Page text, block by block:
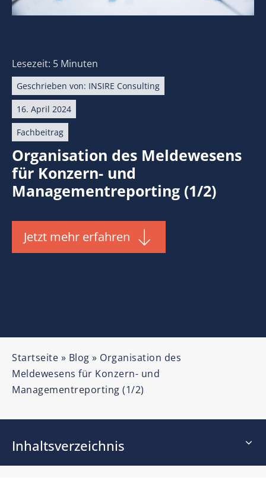
Lesezeit: 5 Minuten
Geschrieben von: INSIRE Consulting
16. April 2024
Fachbeitrag
Organisation des Meldewesens
für Konzern- und
Managementreporting (1/2)
Jetzt mehr erfahren
Startseite » Blog » Organisation des
Meldewesens für Konzern- und
Managementreporting (1/2)
Inhaltsverzeichnis